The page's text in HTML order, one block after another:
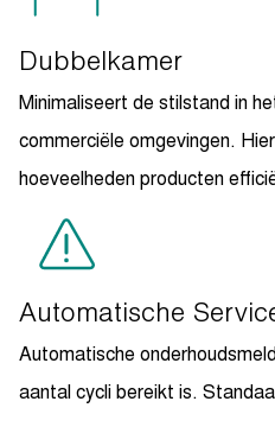
Dubbelkamer
Minimaliseert de stilstand in
commerciële omgevingen.
hoeveelheden producten
Automatische
Automatische
aantal cycli bereikt is.